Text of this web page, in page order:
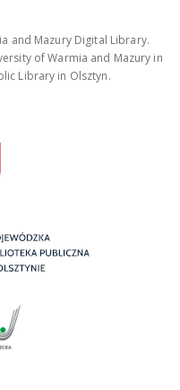
and Mazury Digital Library.
of Warmia and Mazury in
Library in Olsztyn.